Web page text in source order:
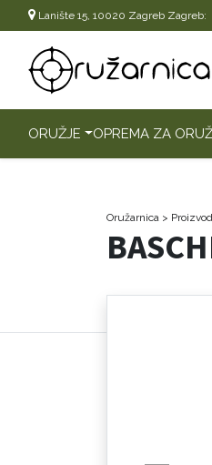
Lanište 15, 10020 Zagreb Zagreb:
ORUŽJE OPREMA ZA
Oružarnica >